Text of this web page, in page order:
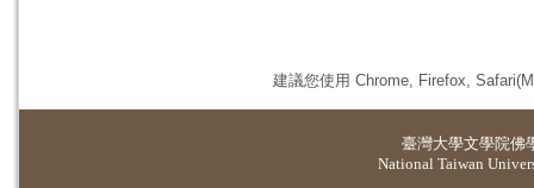
建議您使用 Chrome, Firefox,
臺灣大學文學院佛
National Taiwan